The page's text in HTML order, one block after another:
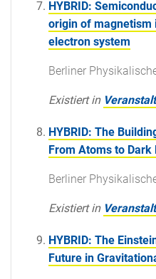
HYBRID:
origin of magnetism
electron system
Berliner
Existiert in
HYBRID: The
From Atoms to Dark
Berliner
Existiert in
HYBRID: The
Future in